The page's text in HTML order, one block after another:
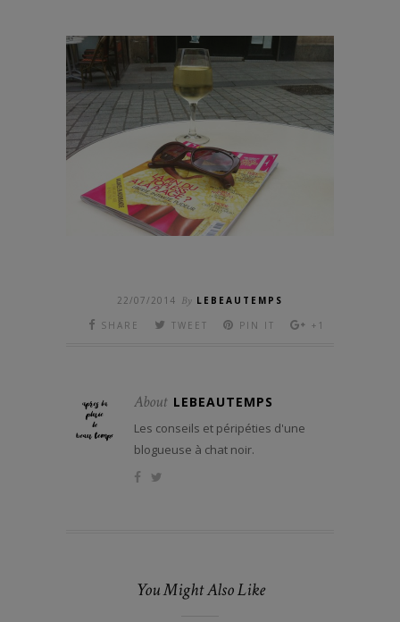
22/07/2014 By LEBEAUTEMPS
SHARE
TWEET PIN IT +1
About LEBEAUTEMPS
Les conseils et péripéties d'une
blogueuse à chat noir.
You Might Also Like